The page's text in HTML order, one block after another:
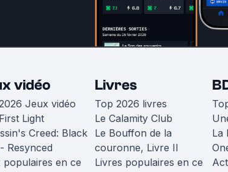
vidéo
Jeux vidéo
Light
Creed: Black
Resynced
populaires en ce
Livres
Top 2026 livres
Le Calamity Club
Le Bouffon de la
couronne, Livre II
Livres populaires en ce
La